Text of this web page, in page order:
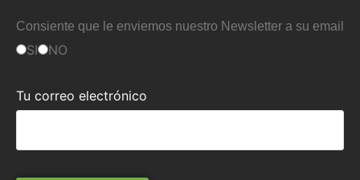
Consiente que le enviemos nuestro Newsletter a su email
SI NO
Tu correo electrónico